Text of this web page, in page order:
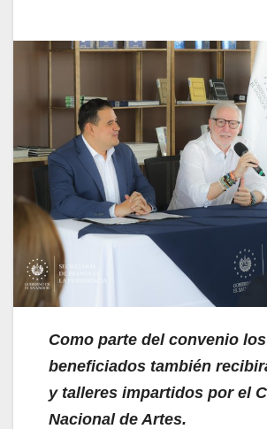
Como parte del convenio los
beneficiados también
y talleres impartidos por el
Nacional de Artes.